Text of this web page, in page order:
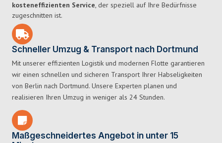
kosteneffizienten Service, der speziell auf Ihre Bedürfnisse
zugeschnitten ist.
Schneller Umzug & Transport nach Dortmund
Mit unserer effizienten Logistik und modernen Flotte garantieren
wir einen schnellen und sicheren Transport Ihrer Habseligkeiten
von Berlin nach Dortmund. Unsere Experten planen und
realisieren Ihren Umzug in weniger als 24 Stunden.
Maßgeschneidertes Angebot in unter 15